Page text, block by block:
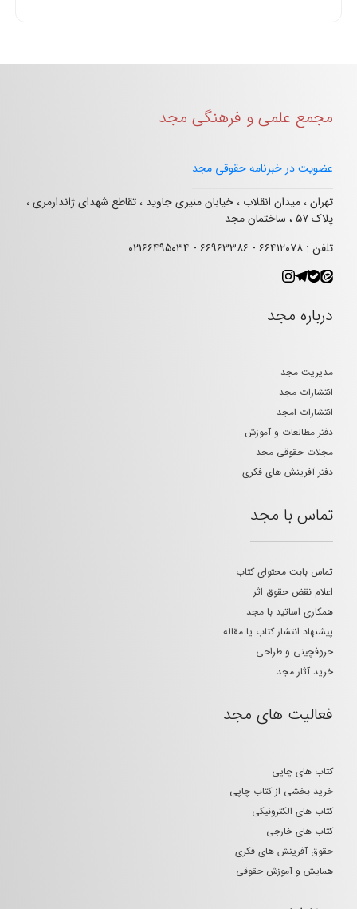
مجمع علمی و فرهنگی مجد
عضویت در خبرنامه حقوقی مجد
تهران ، میدان انقلاب ، خیابان منیری جاوید ، تقاطع شهدای ژاندارمری ،
پلاک ۵۷ ، ساختمان مجد
تلفن : ۶۶۴۱۲۰۷۸ - ۶۶۹۶۳۳۸۶ - ۰۲۱۶۶۴۹۵۰۳۴
درباره مجد
مدیریت مجد
انتشارات مجد
انتشارات امجد
دفتر مطالعات و آموزش
مجلات حقوقی مجد
دفتر آفرینش های فکری
تماس با مجد
تماس بابت محتوای کتاب
اعلام نقض حقوق اثر
همکاری اساتید با مجد
پیشنهاد انتشار کتاب یا مقاله
حروفچینی و طراحی
خرید آثار مجد
فعالیت های مجد
کتاب های چاپی
خرید بخشی از کتاب چاپی
کتاب های الکترونیکی
کتاب های خارجی
حقوق آفرینش های فکری
همایش و آموزش حقوقی